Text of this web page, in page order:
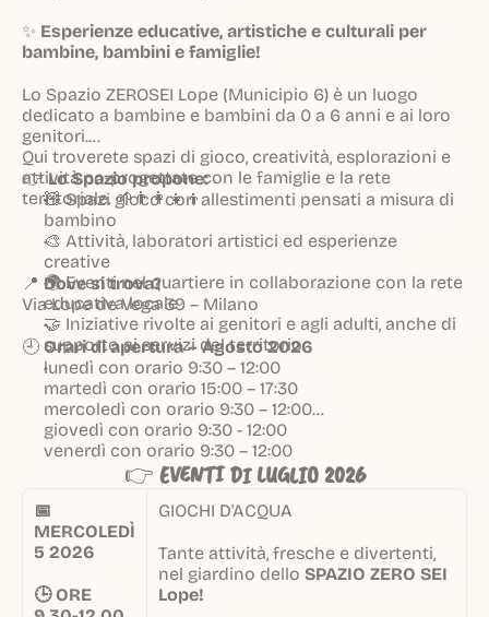
✨ Esperienze educative, artistiche e culturali per
bambine, bambini e famiglie!
Lo Spazio ZEROSEI Lope (Municipio 6) è un luogo
dedicato a bambine e bambini da 0 a 6 anni e ai loro
genitori.
Qui troverete spazi di gioco, creatività, esplorazioni e
attività co-progettate con le famiglie e la rete
territoriale. 🌱👨‍👩‍👧‍👦
👉Lo Spazio propone:
🧸 Spazi gioco con allestimenti pensati a misura di
bambino
🎨 Attività, laboratori artistici ed esperienze
creative
🌍 Eventi nel quartiere in collaborazione con la rete
educativa locale
🤝 Iniziative rivolte ai genitori e agli adulti, anche di
supporto ai servizi del territorio
📍 Dove si trova?
Via Lope de Vega 39 – Milano
🕘 Orari di apertura – Agosto 2026
lunedì con orario 9:30 – 12:00
martedì con orario 15:00 – 17:30
mercoledì con orario 9:30 – 12:00
giovedì con orario 9:30 - 12:00
venerdì con orario 9:30 – 12:00
👉 EVENTI DI LUGLIO 2026
📅
MERCOLEDÌ
5 2026
🕒 ORE
GIOCHI D'ACQUA
Tante attività, fresche e divertenti,
nel giardino dello SPAZIO ZERO SEI
Lope!